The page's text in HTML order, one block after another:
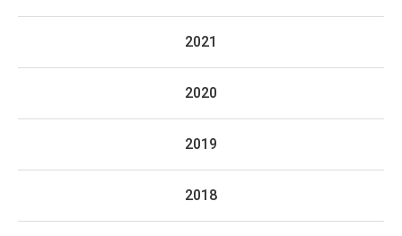
2021
2020
2019
2018